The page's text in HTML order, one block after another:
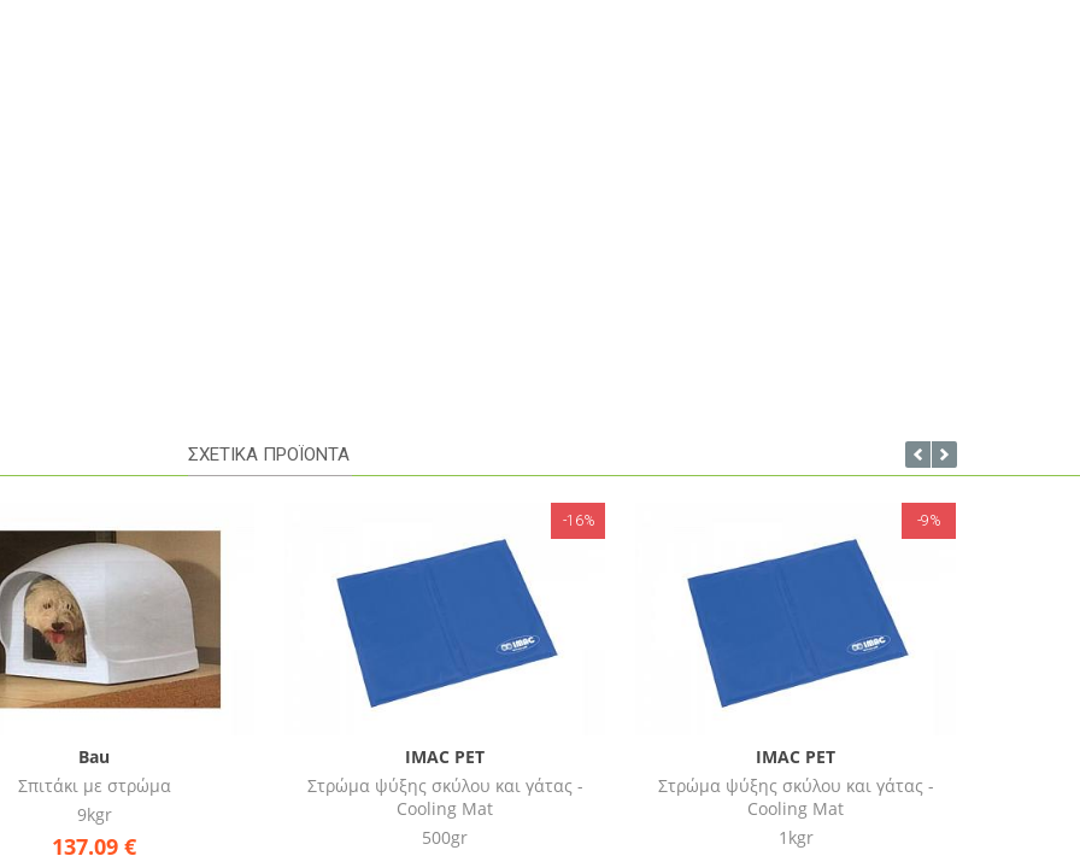
ΣΧΕΤΙΚΑ ΠΡΟΪΟΝΤΑ
IMAC PET
ψύξης σκύλου και γάτας -
Cooling Mat
500gr
IMAC PET
Στρώμα ψύξης σκύλου και γάτας -
Cooling Mat
1kgr
-9%
IMAC PET
Στρώμα ψύξης σκύλου και γάτας -
Cooling Mat
2kgr
-15%